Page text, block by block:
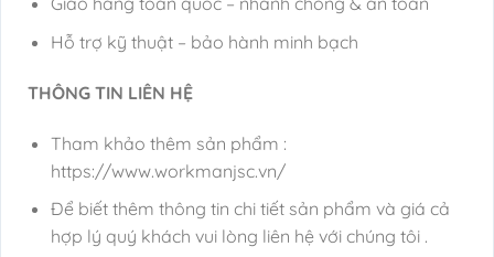
Hỗ trợ kỹ thuật – bảo hành minh bạch
THÔNG TIN LIÊN HỆ
Tham khảo thêm sản phẩm :
https://www.workmanjsc.vn/
Để biết thêm thông tin chi tiết sản phẩm và giá cả
hợp lý quý khách vui lòng liên hệ với chúng tôi .